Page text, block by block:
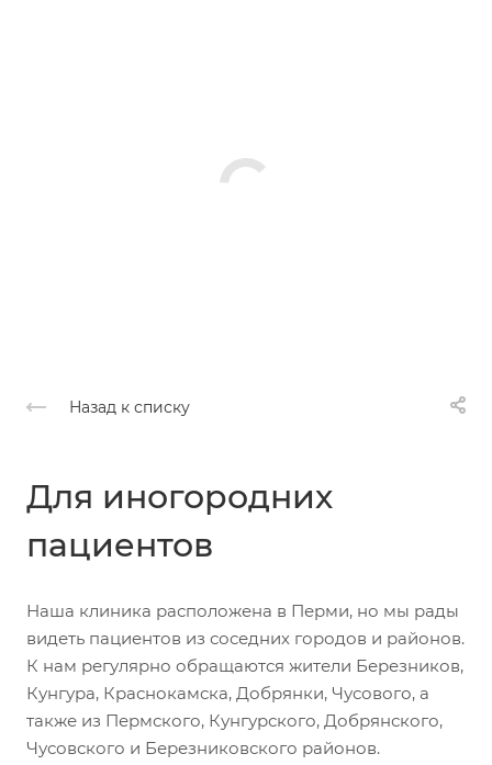
Назад к списку
Для иногородних
пациентов
Наша клиника расположена в Перми, но мы рады
видеть пациентов из соседних городов и районов.
К нам регулярно обращаются жители Березников,
Кунгура, Краснокамска, Добрянки, Чусового, а
также из Пермского, Кунгурского, Добрянского,
Чусовского и Березниковского районов.